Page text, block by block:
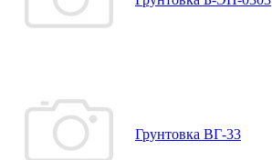
Грунтовка ВГ-33